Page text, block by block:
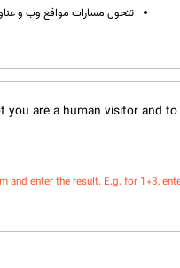
تتحول مسارات مواقع وب و
are a human visitor and
and enter the result. E.g. for 1+3,